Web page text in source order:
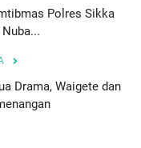
Polres Sikka
Drama, Waigete dan